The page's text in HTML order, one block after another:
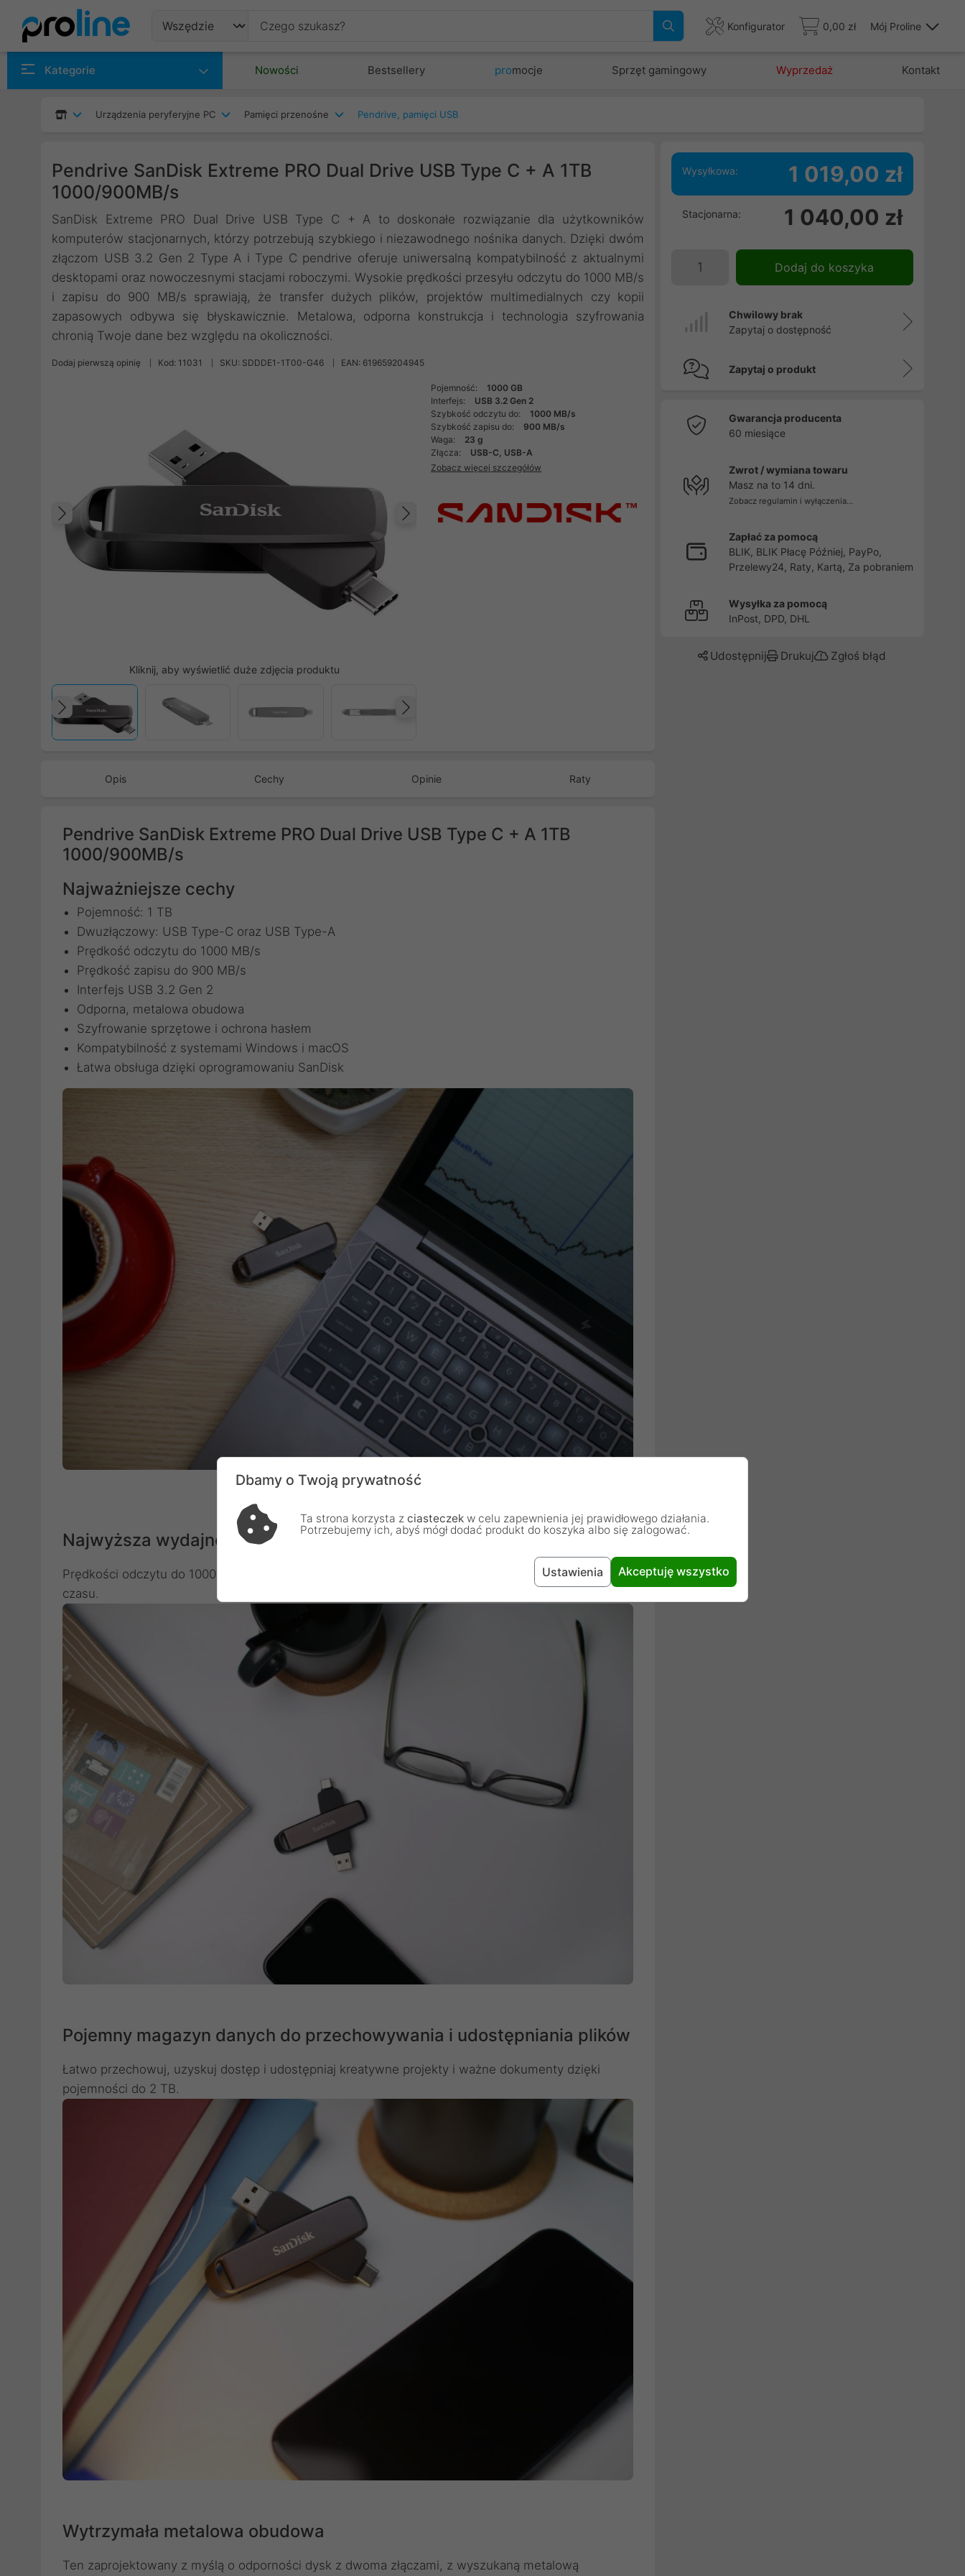
Konfigurator 0,00 zł Mój Proline
Kategorie Nowości Bestsellery promocje Sprzęt gamingowy Wyprzedaż Kontakt
Urządzenia peryferyjne PC Pamięci przenośne Pendrive, pamięci USB
Pendrive SanDisk Extreme PRO Dual Drive USB Type C + A 1TB
1000/900MB/s
SanDisk Extreme PRO Dual Drive USB Type C + A to doskonałe rozwiązanie dla użytkowników
komputerów stacjonarnych, którzy potrzebują szybkiego i niezawodnego nośnika danych. Dzięki dwóm
złączom USB 3.2 Gen 2 Type A i Type C pendrive oferuje uniwersalną kompatybilność z aktualnymi
desktopami oraz nowoczesnymi stacjami roboczymi. Wysokie prędkości przesyłu odczytu do 1000 MB/s
i zapisu do 900 MB/s sprawiają, że transfer dużych plików, projektów multimedialnych czy kopii
zapasowych odbywa się błyskawicznie. Metalowa, odporna konstrukcja i technologia szyfrowania
chronią Twoje dane bez względu na okoliczności.
Dodaj pierwszą opinię Kod: 11031 SKU: SDDDE1-1T00-G46 EAN: 619659204945
Następny
Poprzedni
Kliknij, aby wyświetlić duże zdjęcia produktu
Poprzedni
Pojemność:
1000 GB
Interfejs:
USB 3.2 Gen 2
Szybkość odczytu do:
1000 MB/s
Szybkość zapisu do:
900 MB/s
Waga:
23 g
Złącza:
USB-C, USB-A
Zobacz więcej szczegółów
Opis Cechy Opinie Raty
Pendrive SanDisk Extreme PRO Dual Drive USB Type C + A 1TB
1000/900MB/s
Najważniejsze cechy
Pojemność: 1 TB
Dwuzłączowy: USB Type-C oraz USB Type-A
Prędkość odczytu do 1000 MB/s
Prędkość zapisu do 900 MB/s
Interfejs USB 3.2 Gen 2
Odporna, metalowa obudowa
Szyfrowanie sprzętowe i ochrona hasłem
Kompatybilność z systemami Windows i macOS
Łatwa obsługa dzięki oprogramowaniu SanDisk
Najwyższa wydajność dla bezproblemowych transferów
Prędkości odczytu do 1000 MB/si zapisu do 900 MB/ssprawią, że dotrzymasz terminów z zapasem
czasu.
Pojemny magazyn danych do przechowywania i udostępniania plików
Łatwo przechowuj, uzyskuj dostęp i udostępniaj kreatywne projekty i ważne dokumenty dzięki
pojemności do 2 TB.
Wytrzymała metalowa obudowa
Ten zaprojektowany z myślą o odporności dysk z dwoma złączami, z wyszukaną metalową
Wysyłkowa: 1 019,00 zł
Stacjonarna: 1 040,00 zł
Dodaj do koszyka
Chwilowy brak
Zapytaj o dostępność
Zapytaj o produkt
Gwarancja producenta
60 miesiące
Zwrot / wymiana towaru
Masz na to 14 dni.
Zobacz regulamin i wyłączenia...
Zapłać za pomocą
BLIK, BLIK Płacę Później, PayPo,
Przelewy24, Raty, Kartą, Za pobraniem
Wysyłka za pomocą
InPost, DPD, DHL
Udostępnij Drukuj Zgłoś błąd
Dbamy o Twoją prywatność
Ta strona korzysta z ciasteczek w celu zapewnienia jej prawidłowego działania.
Potrzebujemy ich, abyś mógł dodać produkt do koszyka albo się zalogować.
Ustawienia Akceptuję wszystko